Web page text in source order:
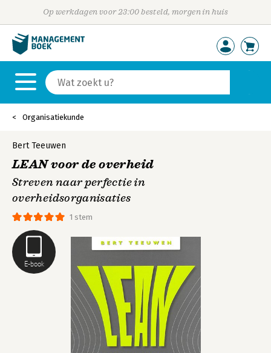
Op werkdagen voor 23:00 besteld, morgen in huis
Organisatiekunde
E-book
1 stem
Bert Teeuwen
LEAN voor de overheid
Streven naar perfectie in
overheidsorganisaties